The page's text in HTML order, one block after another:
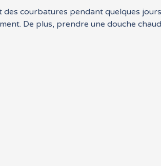
courbatures pendant quelques
De plus, prendre une douche